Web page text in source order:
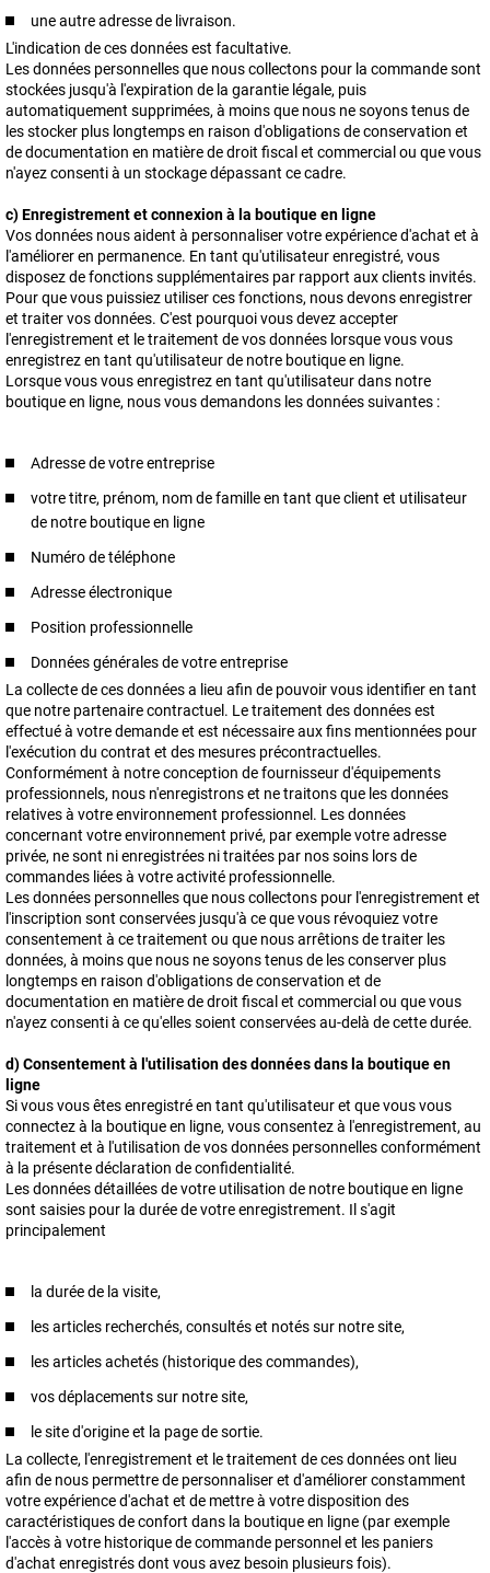
une autre adresse de livraison.
L'indication de ces données est facultative.
Les données personnelles que nous collectons pour la commande sont
stockées jusqu'à l'expiration de la garantie légale, puis
automatiquement supprimées, à moins que nous ne soyons tenus de
les stocker plus longtemps en raison d'obligations de conservation et
de documentation en matière de droit fiscal et commercial ou que vous
n'ayez consenti à un stockage dépassant ce cadre.
c) Enregistrement et connexion à la boutique en ligne
Vos données nous aident à personnaliser votre expérience d'achat et à
l'améliorer en permanence. En tant qu'utilisateur enregistré, vous
disposez de fonctions supplémentaires par rapport aux clients invités.
Pour que vous puissiez utiliser ces fonctions, nous devons enregistrer
et traiter vos données. C'est pourquoi vous devez accepter
l'enregistrement et le traitement de vos données lorsque vous vous
enregistrez en tant qu'utilisateur de notre boutique en ligne.
Lorsque vous vous enregistrez en tant qu'utilisateur dans notre
boutique en ligne, nous vous demandons les données suivantes :
Adresse de votre entreprise
votre titre, prénom, nom de famille en tant que client et utilisateur
de notre boutique en ligne
Numéro de téléphone
Adresse électronique
Position professionnelle
Données générales de votre entreprise
La collecte de ces données a lieu afin de pouvoir vous identifier en tant
que notre partenaire contractuel. Le traitement des données est
effectué à votre demande et est nécessaire aux fins mentionnées pour
l'exécution du contrat et des mesures précontractuelles.
Conformément à notre conception de fournisseur d'équipements
professionnels, nous n'enregistrons et ne traitons que les données
relatives à votre environnement professionnel. Les données
concernant votre environnement privé, par exemple votre adresse
privée, ne sont ni enregistrées ni traitées par nos soins lors de
commandes liées à votre activité professionnelle.
Les données personnelles que nous collectons pour l'enregistrement et
l'inscription sont conservées jusqu'à ce que vous révoquiez votre
consentement à ce traitement ou que nous arrêtions de traiter les
données, à moins que nous ne soyons tenus de les conserver plus
longtemps en raison d'obligations de conservation et de
documentation en matière de droit fiscal et commercial ou que vous
n'ayez consenti à ce qu'elles soient conservées au-delà de cette durée.
d) Consentement à l'utilisation des données dans la boutique en
ligne
Si vous vous êtes enregistré en tant qu'utilisateur et que vous vous
connectez à la boutique en ligne, vous consentez à l'enregistrement, au
traitement et à l'utilisation de vos données personnelles conformément
à la présente déclaration de confidentialité.
Les données détaillées de votre utilisation de notre boutique en ligne
sont saisies pour la durée de votre enregistrement. Il s'agit
principalement
la durée de la visite,
les articles recherchés, consultés et notés sur notre site,
les articles achetés (historique des commandes),
vos déplacements sur notre site,
le site d'origine et la page de sortie.
La collecte, l'enregistrement et le traitement de ces données ont lieu
afin de nous permettre de personnaliser et d'améliorer constamment
votre expérience d'achat et de mettre à votre disposition des
caractéristiques de confort dans la boutique en ligne (par exemple
l'accès à votre historique de commande personnel et les paniers
d'achat enregistrés dont vous avez besoin plusieurs fois).